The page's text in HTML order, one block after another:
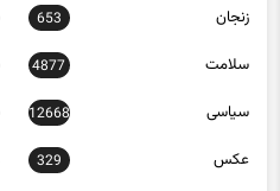
سلامت 4877
سیاسی 12668
عکس 329
فارس 1244